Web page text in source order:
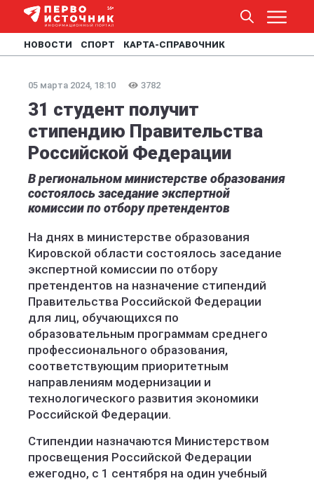
НОВОСТИ СПОРТ КАРТА-СПРАВОЧНИК
05 марта 2024, 18:10 3782
31 студент получит
стипендию Правительства
Российской Федерации
В региональном министерстве образования
состоялось заседание экспертной
комиссии по отбору претендентов
На днях в министерстве образования
Кировской области состоялось заседание
экспертной комиссии по отбору
претендентов на назначение стипендий
Правительства Российской Федерации
для лиц, обучающихся по
образовательным программам среднего
профессионального образования,
соответствующим приоритетным
направлениям модернизации и
технологического развития экономики
Российской Федерации.
Стипендии назначаются Министерством
просвещения Российской Федерации
ежегодно, с 1 сентября на один учебный